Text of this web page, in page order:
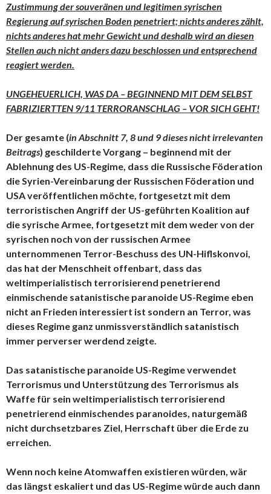
Zustimmung der souveränen und legitimen syrischen
Regierung auf syrischen Boden penetriert; nichts anderes zählt,
nichts anderes hat mehr Gewicht und deshalb wird an diesen
Stellen auch nicht anders dazu beschlossen und entsprechend
reagiert werden.
UNGEHEUERLICH, WAS DA – BEGINNEND MIT DEM SELBST
FABRIZIERTTEN 9/11 TERRORANSCHLAG – VOR SICH GEHT!
Der gesamte (in Abschnitt 7, 8 und 9 dieses nicht irrelevanten
Beitrags) geschilderte Vorgang – beginnend mit der
Ablehnung des US-Regime, dass die Russische Föderation
die Syrien-Vereinbarung der Russischen Föderation und
USA veröffentlichen möchte, fortgesetzt mit dem
terroristischen Angriff der US-geführten Koalition auf
die syrische Armee, fortgesetzt mit dem weder von der
syrischen noch von der russischen Armee
unternommenen Terror-Beschuss des UN-Hiflskonvoi,
das hat der Menschheit offenbart, dass das
weltimperialistisch terrorisierend penetrierend
einmischende satanistische paranoide US-Regime eben
nicht an Frieden interessiert ist sondern an Terror, was
dieses Regime ganz unmissverständlich satanistisch
immer perverser werdend zeigte.
Das satanistische paranoide US-Regime verwendet
Terrorismus und Unterstützung des Terrorismus als
Waffe für sein weltimperialistisch terrorisierend
penetrierend einmischendes paranoides, naturgemäß
nicht durchsetzbares Ziel, Herrschaft über die Erde zu
erreichen.
Wenn noch keine Atomwaffen existieren würden, wär
das längst eskaliert und das US-Regime würde auch dann